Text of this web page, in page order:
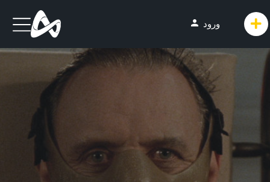
person ورود